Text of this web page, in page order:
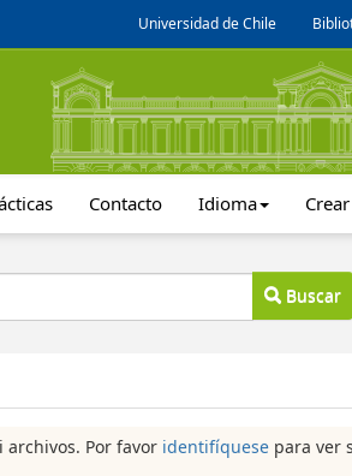
Universidad de Chile
Contacto Idioma
Buscar
archivos. Por favor identifíquese para ver